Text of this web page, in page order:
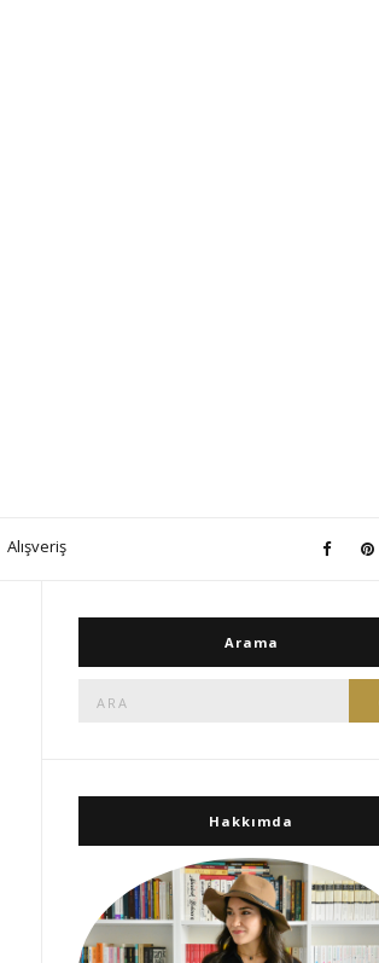
Alışveriş
Arama
Hakkımda